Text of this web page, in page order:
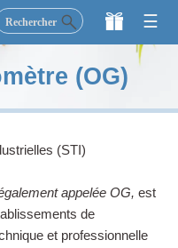
Rechercher ☰
×
(OG)
(STI)
appelée OG, est
de
et professionnelle